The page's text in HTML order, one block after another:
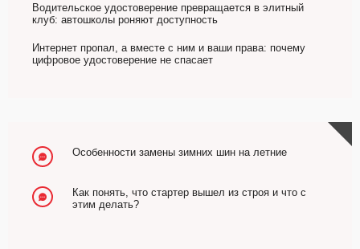
Водительское удостоверение превращается в элитный
клуб: автошколы роняют доступность
Интернет пропал, а вместе с ним и ваши права: почему
цифровое удостоверение не спасает
Особенности замены зимних шин на летние
Как понять, что стартер вышел из строя и что с
этим делать?